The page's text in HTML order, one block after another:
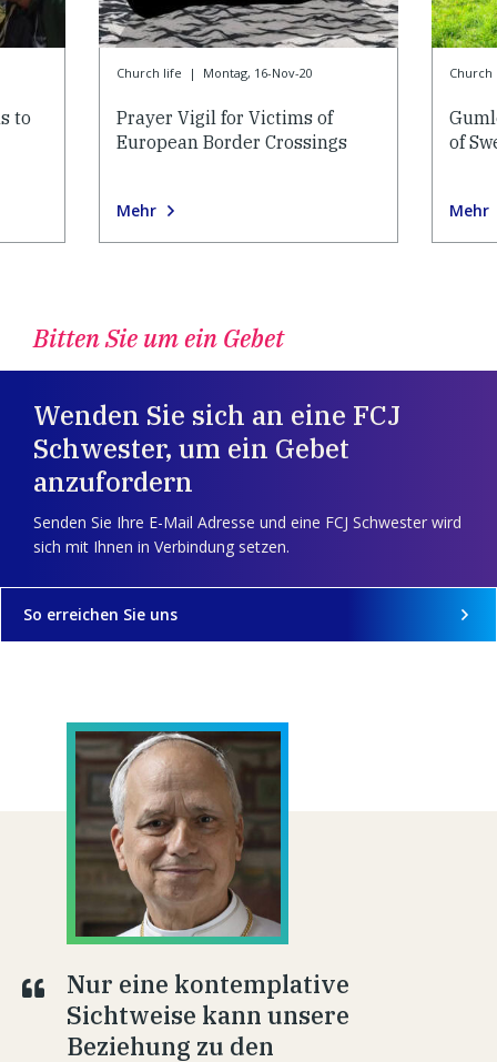
to
Church life | Montag, 16-Nov-20
Prayer Vigil for Victims of
European Border Crossings
Mehr
Church
of
Mehr
Bitten Sie um ein Gebet
Wenden Sie sich an eine FCJ
Schwester, um ein Gebet
anzufordern
Senden Sie Ihre E-Mail Adresse und eine FCJ Schwester wird
sich mit Ihnen in Verbindung setzen.
So erreichen Sie uns
Nur eine kontemplative
Sichtweise kann unsere
Beziehung zu den